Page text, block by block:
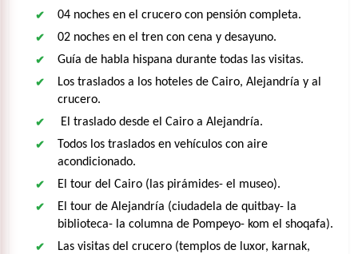
04 noches en el crucero con pensión completa.
02 noches en el tren con cena y desayuno.
Guía de habla hispana durante todas las visitas.
Los traslados a los hoteles de Cairo, Alejandría y al
crucero.
El traslado desde el Cairo a Alejandría.
Todos los traslados en vehículos con aire
acondicionado.
El tour del Cairo (las pirámides- el museo).
El tour de Alejandría (ciudadela de quitbay- la
biblioteca- la columna de Pompeyo- kom el shoqafa).
Las visitas del crucero (templos de luxor, karnak,